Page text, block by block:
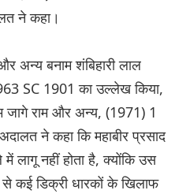
ने कहा।
अन्य बनाम शंबिहारी लाल
SC 1901 का उल्लेख किया,
जागे राम और अन्य, (1971) 1
ने कहा कि महाबीर प्रसाद
लागू नहीं होता है, क्योंकि उस
कई डिक्री धारकों के खिलाफ